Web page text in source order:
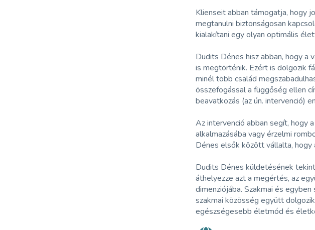
Klienseit abban támogatja, hogy
megtanulni biztonságosan
kialakítani egy olyan optimális
Dudits Dénes hisz abban, hogy a
is megtörténik. Ezért is dolgozik
minél több család
összefogással a függőség ellen
beavatkozás (az ún. intervenció)
Az intervenció abban segít, hogy
alkalmazásába vagy érzelmi
Dénes elsők között vállalta,
Dudits Dénes küldetésének
áthelyezze azt a megértés, az
dimenziójába. Szakmai és
szakmai közösség együtt
egészségesebb életmód és